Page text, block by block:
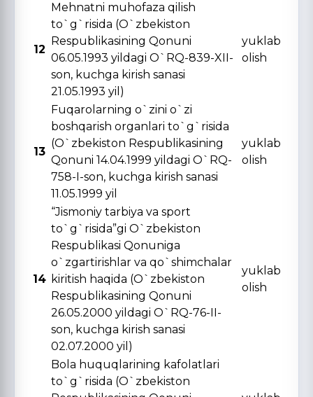
12
Mehnatni muhofaza qilish
to`g`risida (O`zbekiston
Respublikasining Qonuni
06.05.1993 yildagi O`RQ-839-XII-
son, kuchga kirish sanasi
21.05.1993 yil)
yuklab
olish
13
Fuqarolarning o`zini o`zi
boshqarish organlari to`g`risida
(O`zbekiston Respublikasining
Qonuni 14.04.1999 yildagi O`RQ-
758-I-son, kuchga kirish sanasi
11.05.1999 yil
yuklab
olish
14
“Jismoniy tarbiya va sport
to`g`risida”gi O`zbekiston
Respublikasi Qonuniga
o`zgartirishlar va qo`shimchalar
kiritish haqida (O`zbekiston
Respublikasining Qonuni
26.05.2000 yildagi O`RQ-76-II-
son, kuchga kirish sanasi
02.07.2000 yil)
yuklab
olish
Bola huquqlarining kafolatlari
to`g`risida (O`zbekiston